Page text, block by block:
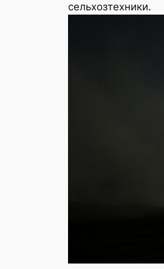
сельхозтехники.